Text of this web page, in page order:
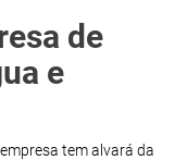
de
e
tem alvará da